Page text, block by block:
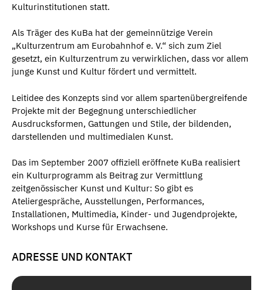
Kulturinstitutionen statt.
Als Träger des KuBa hat der gemeinnützige Verein
„Kulturzentrum am Eurobahnhof e. V.“ sich zum Ziel
gesetzt, ein Kulturzentrum zu verwirklichen, dass vor allem
junge Kunst und Kultur fördert und vermittelt.
Leitidee des Konzepts sind vor allem spartenübergreifende
Projekte mit der Begegnung unterschiedlicher
Ausdrucksformen, Gattungen und Stile, der bildenden,
darstellenden und multimedialen Kunst.
Das im September 2007 offiziell eröffnete KuBa realisiert
ein Kulturprogramm als Beitrag zur Vermittlung
zeitgenössischer Kunst und Kultur: So gibt es
Ateliergespräche, Ausstellungen, Performances,
Installationen, Multimedia, Kinder- und Jugendprojekte,
Workshops und Kurse für Erwachsene.
ADRESSE UND KONTAKT